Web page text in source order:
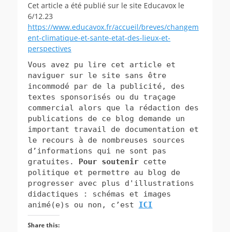
Cet article a été publié sur le site Educavox le
6/12.23
https://www.educavox.fr/accueil/breves/changem
ent-climatique-et-sante-etat-des-lieux-et-
perspectives
Vous avez pu lire cet article et
naviguer sur le site sans être
incommodé par de la publicité, des
textes sponsorisés ou du traçage
commercial alors que la rédaction des
publications de ce blog demande un
important travail de documentation et
le recours à de nombreuses sources
d’informations qui ne sont pas
gratuites. Pour soutenir cette
politique et permettre au blog de
progresser avec plus d'illustrations
didactiques : schémas et images
animé(e)s ou non, c’est ICI
Share this: